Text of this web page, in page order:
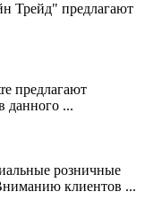
Трейд" предлагают
предлагают
данного ...
розничные
клиентов ...